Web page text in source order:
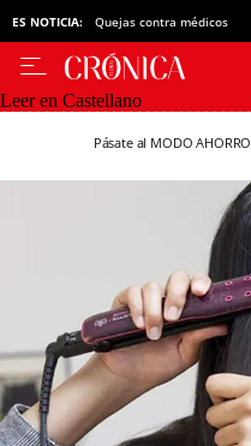
ES NOTICIA: Quejas contra médicos
Leer en Castellano
Pásate al MODO AHORRO